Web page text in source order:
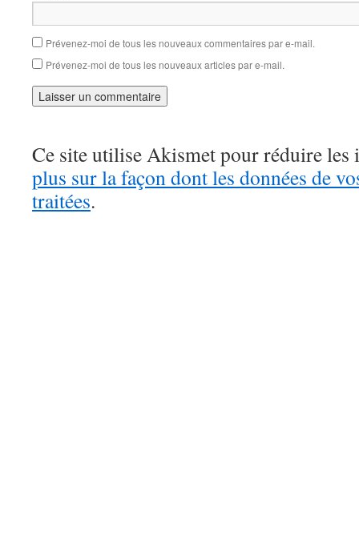
Prévenez-moi de tous les nouveaux commentaires par e-mail.
Prévenez-moi de tous les nouveaux articles par e-mail.
Ce site utilise Akismet pour réduire les
plus sur la façon dont les données de
traitées.